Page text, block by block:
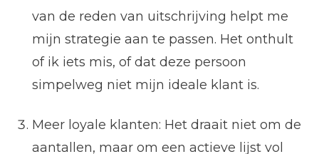
van de reden van uitschrijving helpt me
mijn strategie aan te passen. Het onthult
of ik iets mis, of dat deze persoon
simpelweg niet mijn ideale klant is.
Meer loyale klanten: Het draait niet om de
aantallen, maar om een actieve lijst vol